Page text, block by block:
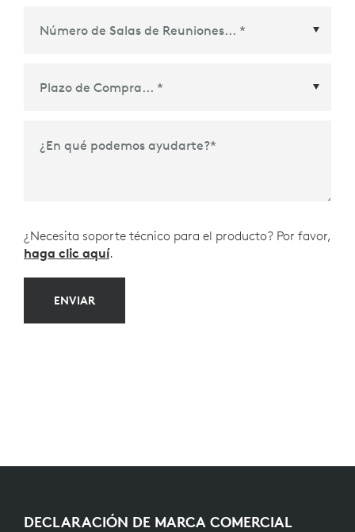
Asociado de Ecosistema
¿En qué podemos ayudarte?*
¿Necesita soporte técnico para el producto? Por favor,
haga clic aquí.
ENVIAR
DECLARACIÓN DE MARCA COMERCIAL